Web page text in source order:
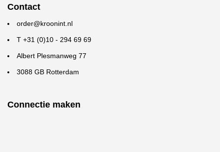
Contact
order@kroonint.nl
T +31 (0)10 - 294 69 69
Albert Plesmanweg 77
3088 GB Rotterdam
Connectie maken